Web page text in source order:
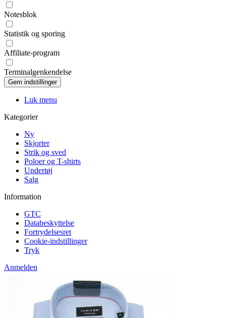
Notesblok
Statistik og sporing
Affiliate-program
Terminalgenkendelse
Luk menu
Kategorier
Ny
Skjorter
Strik og sved
Poloer og T-shirts
Undertøj
Salg
Information
GTC
Databeskyttelse
Fortrydelsesret
Cookie-indstillinger
Tryk
Anmelden